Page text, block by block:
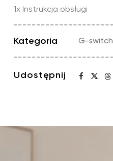
1x Instrukcja obsługi
Kategoria G-switch
Udostępnij